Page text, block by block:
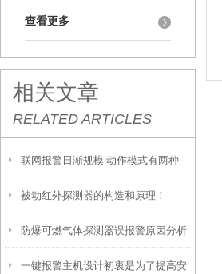
查看更多
相关文章
RELATED ARTICLES
联网报警日渐规模 动作模式有两种
被动红外探测器的构造和原理！
防爆可燃气体探测器误报警原因分析
及校准方法
一键报警主机设计初衷是为了提高安